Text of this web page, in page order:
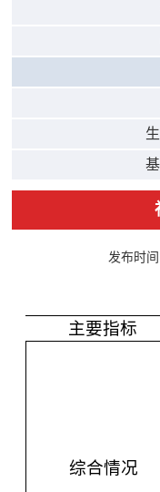
发布时
主要指标
综合情况